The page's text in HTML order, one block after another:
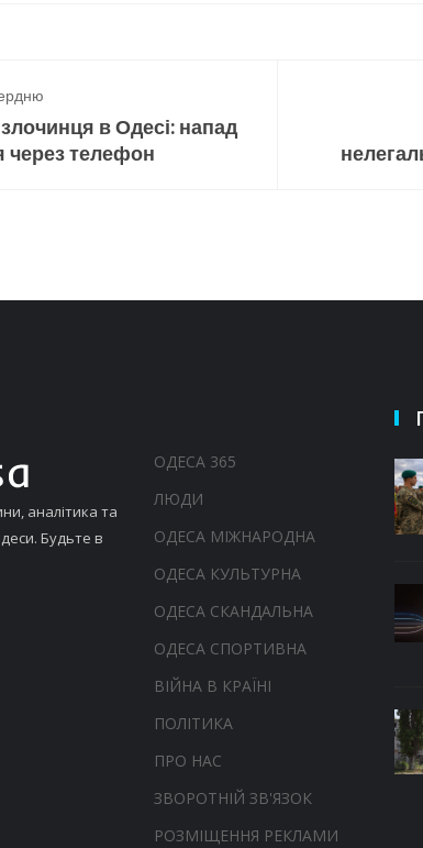
в Одесі: напад
через телефон
аналітика та
Будьте в
ОДЕСА 365
ЛЮДИ
ОДЕСА МІЖНАРОДНА
ОДЕСА КУЛЬТУРНА
ОДЕСА СКАНДАЛЬНА
ОДЕСА СПОРТИВНА
ВІЙНА В КРАЇНІ
ПОЛІТИКА
ПРО НАС
ЗВОРОТНІЙ ЗВ'ЯЗОК
РОЗМІЩЕННЯ РЕКЛАМИ